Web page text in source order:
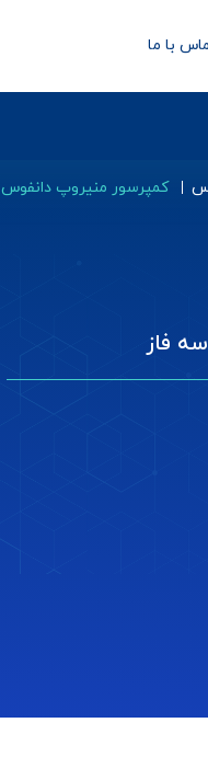
با ما
کمپرسور منیروپ دانفوس MTZ18 سه فاز